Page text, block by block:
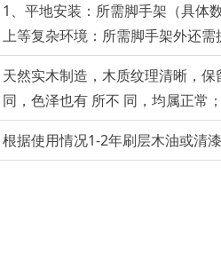
1、平地安装：所需脚手架（具体
上等复杂环境：所需脚手架外还
天然实木制造，木质纹理清晰，
同，色泽也有 所不 同，均属正常；
根据使用情况1-2年刷层木油或清